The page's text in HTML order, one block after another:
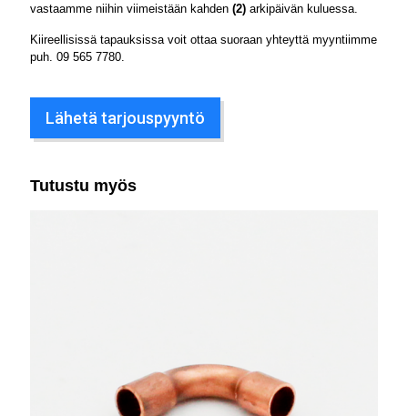
vastaamme niihin viimeistään kahden (2) arkipäivän kuluessa.
Kiireellisissä tapauksissa voit ottaa suoraan yhteyttä myyntiimme
puh. 09 565 7780
Lähetä tarjouspyyntö
Tutustu myös